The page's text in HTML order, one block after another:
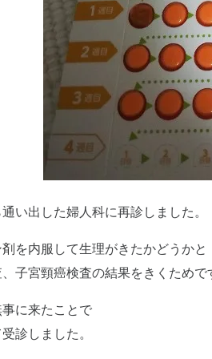
い出した婦人科に再診しました。
を内服して生理がきたかどうかと
、子宮頸癌検査の結果をきくためで
に来たことで
診しました。